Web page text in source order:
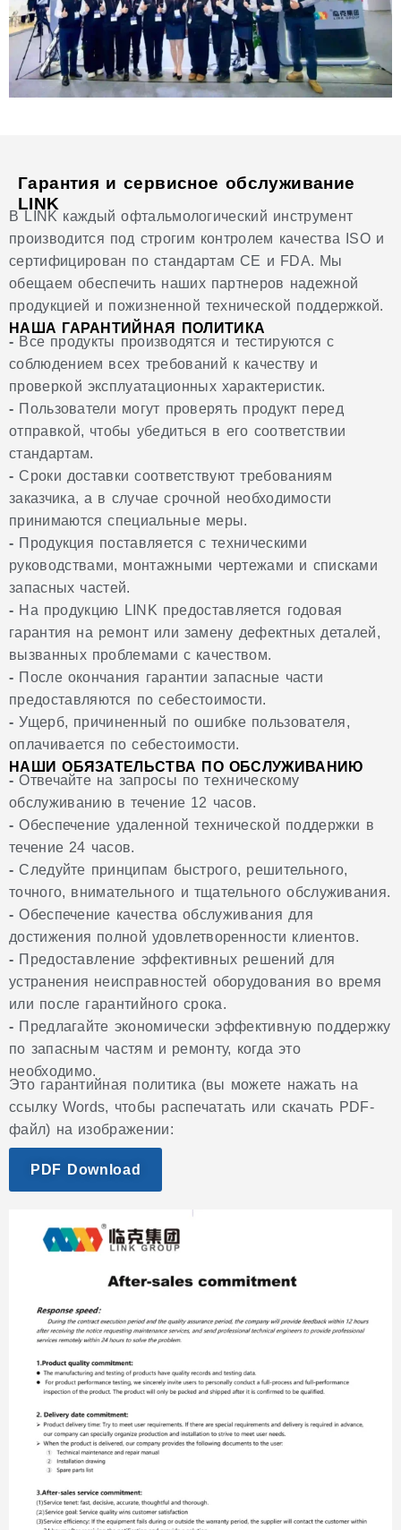
Гарантия и сервисное обслуживание
LINK
В LINK каждый офтальмологический инструмент
производится под строгим контролем качества ISO и
сертифицирован по стандартам CE и FDA. Мы
обещаем обеспечить наших партнеров надежной
продукцией и пожизненной технической поддержкой.
НАША ГАРАНТИЙНАЯ ПОЛИТИКА
- Все продукты производятся и тестируются с
соблюдением всех требований к качеству и
проверкой эксплуатационных характеристик.
- Пользователи могут проверять продукт перед
отправкой, чтобы убедиться в его соответствии
стандартам.
-Сроки доставки соответствуют требованиям
заказчика, а в случае срочной необходимости
принимаются специальные меры.
- Продукция поставляется с техническими
руководствами, монтажными чертежами и списками
запасных частей.
- На продукцию LINK предоставляется годовая
гарантия на ремонт или замену дефектных деталей,
вызванных проблемами с качеством.
- После окончания гарантии запасные части
предоставляются по себестоимости.
-Ущерб, причиненный по ошибке пользователя,
оплачивается по себестоимости.
НАШИ ОБЯЗАТЕЛЬСТВА ПО ОБСЛУЖИВАНИЮ
-Отвечайте на запросы по техническому
обслуживанию в течение 12 часов.
-Обеспечение удаленной технической поддержки в
течение 24 часов.
-Следуйте принципам быстрого, решительного,
точного, внимательного и тщательного обслуживания.
-Обеспечение качества обслуживания для
достижения полной удовлетворенности клиентов.
- Предоставление эффективных решений для
устранения неисправностей оборудования во время
или после гарантийного срока.
- Предлагайте экономически эффективную поддержку
по запасным частям и ремонту, когда это
необходимо.
Это гарантийная политика (вы можете нажать на
ссылку Words, чтобы распечатать или скачать PDF-
файл) на изображении:
PDF Download